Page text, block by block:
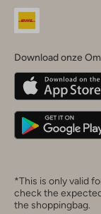
Land
Belgique
Download onze
*This is only valid
check the
the shoppingbag.